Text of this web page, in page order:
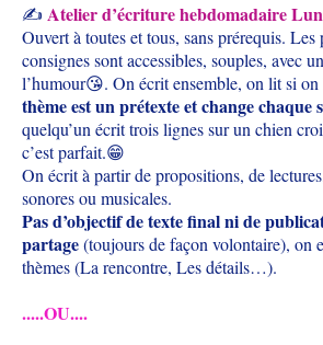
✍️ Atelier d’écriture hebdomadaire
Ouvert à toutes et tous, sans prérequis.
consignes sont accessibles, souples, avec
l’humour😘. On écrit ensemble, on lit si on
thème est un prétexte et change chaque
quelqu’un écrit trois lignes sur un chien
c’est parfait.😁
On écrit à partir de propositions, de
sonores ou musicales.
Pas d’objectif de texte final ni de
partage(toujours de façon volontaire), on
thèmes (La rencontre, Les détails…).
.....OU....